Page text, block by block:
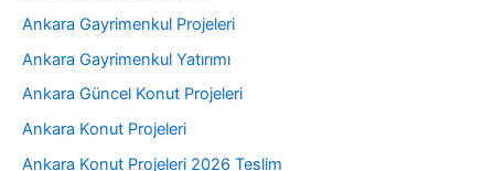
Ankara Gayrimenkul Projeleri
Ankara Gayrimenkul Yatırımı
Ankara Güncel Konut Projeleri
Ankara Konut Projeleri
Ankara Konut Projeleri 2026 Teslim